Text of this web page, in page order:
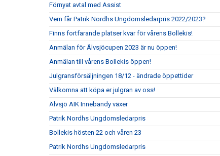
Förnyat avtal med Assist
Vem får Patrik Nordhs Ungdomsledarpris 2022/2023?
Finns fortfarande platser kvar för vårens Bollekis!
Anmälan för Älvsjöcupen 2023 är nu öppen!
Anmälan till vårens Bollekis öppen!
Julgransförsäljningen 18/12 - ändrade öppettider
Välkomna att köpa er julgran av oss!
Älvsjö AIK Innebandy växer
Patrik Nordhs Ungdomsledarpris
Bollekis hösten 22 och våren 23
Patrik Nordhs Ungdomsledarpris